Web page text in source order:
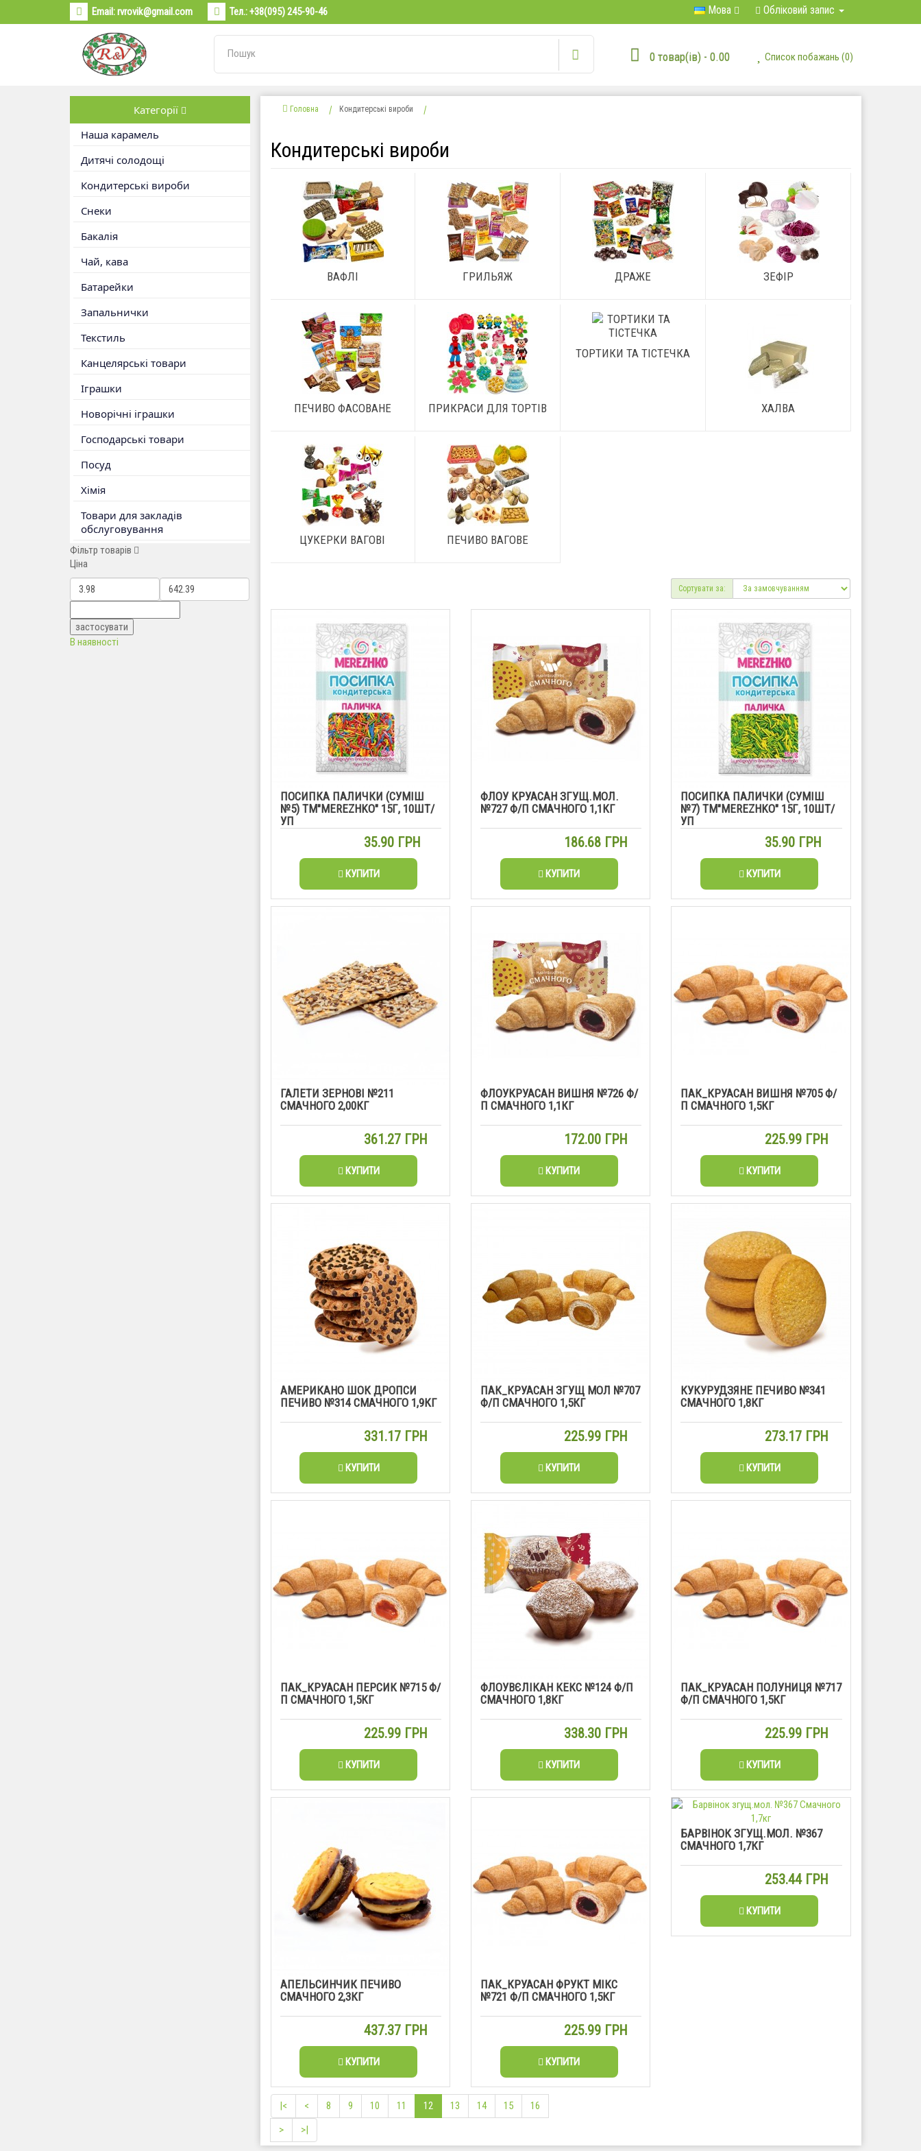
Email:rvrovik@gmail.com Тел.:+38(095) 245-90-46 Мова Обліковий запис
0 товар(ів) - 0.00 Список побажань (0)
Категорії
Наша карамель
Дитячі солодощі
Кондитерські вироби
Снеки
Бакалія
Чай, кава
Батарейки
Запальнички
Текстиль
Канцелярські товари
Іграшки
Новорічні іграшки
Господарські товари
Посуд
Хімія
Товари для закладів
обслуговування
Фільтр товарів
Ціна
В наявності
Головна Кондитерські вироби
Кондитерські вироби
ВАФЛІ ГРИЛЬЯЖ ДРАЖЕ ЗЕФІР
ПЕЧИВО ФАСОВАНЕ ПРИКРАСИ ДЛЯ ТОРТІВ
ТОРТИКИ ТА ТІСТЕЧКА
ХАЛВА
ЦУКЕРКИ ВАГОВІ ПЕЧИВО ВАГОВЕ
Сортувати за:
ПОСИПКА ПАЛИЧКИ (СУМІШ
№5) ТМ"MEREZHKO" 15Г, 10ШТ/
УП
35.90 ГРН
КУПИТИ
ФЛОУ КРУАСАН ЗГУЩ.МОЛ.
№727 Ф/П СМАЧНОГО 1,1КГ
186.68 ГРН
КУПИТИ
ПОСИПКА ПАЛИЧКИ (СУМІШ
№7) ТМ"MEREZHKO" 15Г, 10ШТ/
УП
35.90 ГРН
КУПИТИ
ГАЛЕТИ ЗЕРНОВІ №211
СМАЧНОГО 2,00КГ
361.27 ГРН
КУПИТИ
ФЛОУКРУАСАН ВИШНЯ №726 Ф/
П СМАЧНОГО 1,1КГ
172.00 ГРН
КУПИТИ
ПАК_КРУАСАН ВИШНЯ №705 Ф/
П СМАЧНОГО 1,5КГ
225.99 ГРН
КУПИТИ
АМЕРИКАНО ШОК ДРОПСИ
ПЕЧИВО №314 СМАЧНОГО 1,9КГ
331.17 ГРН
КУПИТИ
ПАК_КРУАСАН ЗГУЩ МОЛ №707
Ф/П СМАЧНОГО 1,5КГ
225.99 ГРН
КУПИТИ
КУКУРУДЗЯНЕ ПЕЧИВО №341
СМАЧНОГО 1,8КГ
273.17 ГРН
КУПИТИ
ПАК_КРУАСАН ПЕРСИК №715 Ф/
П СМАЧНОГО 1,5КГ
225.99 ГРН
КУПИТИ
ФЛОУВЄЛІКАН КЕКС №124 Ф/П
СМАЧНОГО 1,8КГ
338.30 ГРН
КУПИТИ
ПАК_КРУАСАН ПОЛУНИЦЯ №717
Ф/П СМАЧНОГО 1,5КГ
225.99 ГРН
КУПИТИ
АПЕЛЬСИНЧИК ПЕЧИВО
СМАЧНОГО 2,3КГ
437.37 ГРН
КУПИТИ
ПАК_КРУАСАН ФРУКТ МІКС
№721 Ф/П СМАЧНОГО 1,5КГ
225.99 ГРН
КУПИТИ
БАРВІНОК ЗГУЩ.МОЛ. №367
СМАЧНОГО 1,7КГ
253.44 ГРН
КУПИТИ
|< < 8 9 10 11 12 13 14 15
16
>
>|